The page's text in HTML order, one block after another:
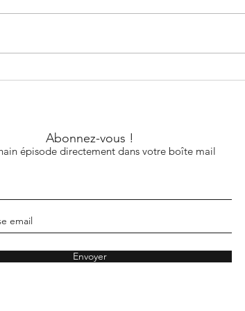
Ruth
Abonnez-vous !
épisode directement dans votre boîte mail
Envoyer